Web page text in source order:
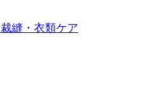
裁縫・衣類ケア